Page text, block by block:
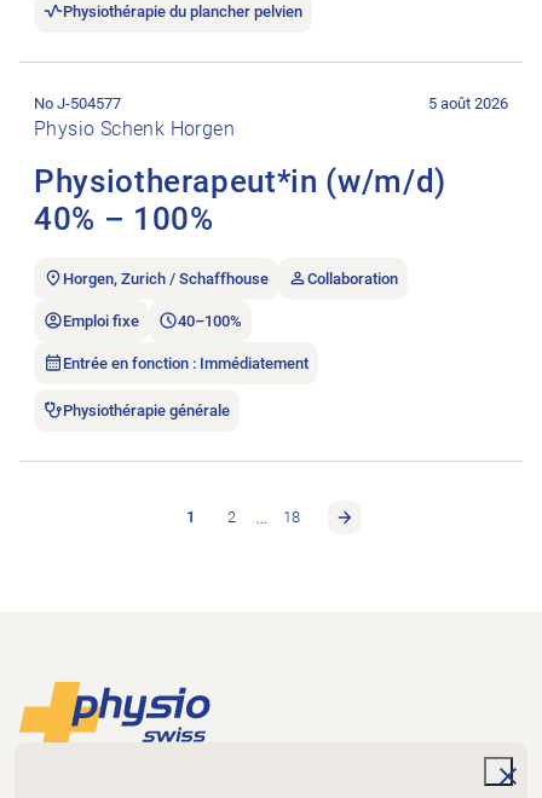
Physiothérapie du plancher pelvien
Physio Schenk Horgen
Physiotherapeut*in (w/m/d)
40% – 100%
No J-504577 5 août 2026
Horgen, Zurich / Schaffhouse Collaboration
Emploi fixe 40–100%
Entrée en fonction : Immédiatement
Physiothérapie générale
1 2 … 18
Footer